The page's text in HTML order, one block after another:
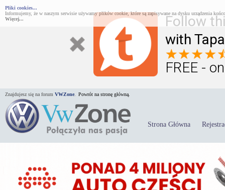
Follow
with
FREE -
Pliki cookies...
Informujemy, że w naszym serwisie używamy plików cookie, które są zapisywane na dysku urządzenia
Więcej...
Znajdujesz się na forum VWZone Powrót na stronę główną.
Strona Główna